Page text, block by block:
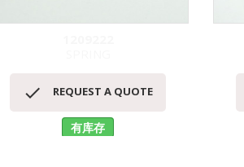
快速查看
 REQUEST A QUOTE
有库存